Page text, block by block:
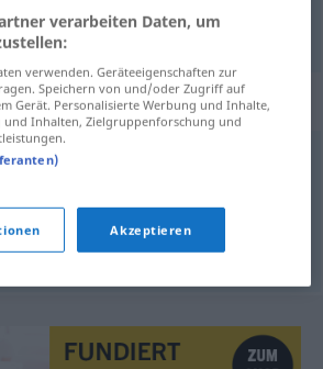
für "Blockade"
verarbeiten Daten, um
verwenden. Geräteeigenschaften zur
Speichern von und/oder Zugriff auf
Gerät. Personalisierte Werbung und Inhalte,
und Inhalten, Zielgruppenforschung und
Akzeptieren